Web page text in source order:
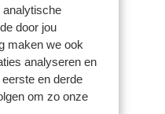
analytische
door jou
maken we ook
analyseren en
en derde
om zo onze